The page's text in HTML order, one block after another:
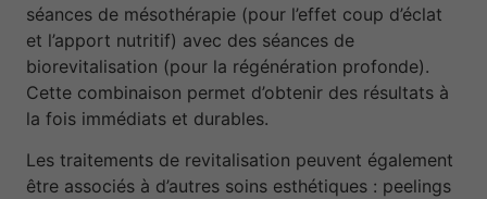
séances de mésothérapie (pour l’effet coup d’éclat
et l’apport nutritif) avec des séances de
biorevitalisation (pour la régénération profonde).
Cette combinaison permet d’obtenir des résultats à
la fois immédiats et durables.
Les traitements de revitalisation peuvent également
être associés à d’autres soins esthétiques : peelings